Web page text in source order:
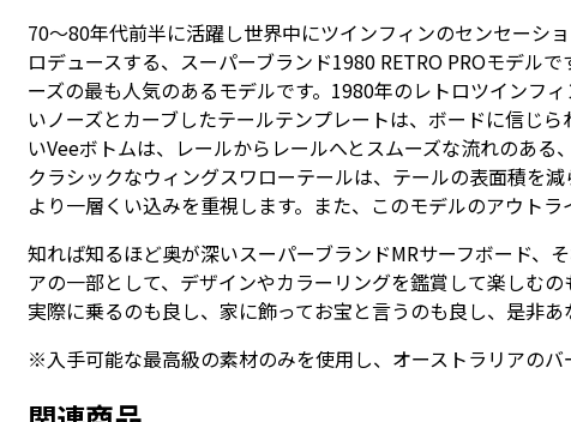
70～80年代前半に活躍し世界中にツインフィンのセンセーシ
ロデュースする、スーパーブランド1980 RETRO PROモデル
ーズの最も人気のあるモデルです。1980年のレトロツインフ
いノーズとカーブしたテールテンプレートは、ボードに信じ
いVeeボトムは、レールからレールへとスムーズな流れのある
クラシックなウィングスワローテールは、テールの表面積を
より一層くい込みを重視します。また、このモデルのアウト
知れば知るほど奥が深いスーパーブランドMRサーフボード、
アの一部として、デザインやカラーリングを鑑賞して楽しむ
実際に乗るのも良し、家に飾ってお宝と言うのも良し、是非
※入手可能な最高級の素材のみを使用し、オーストラリアの